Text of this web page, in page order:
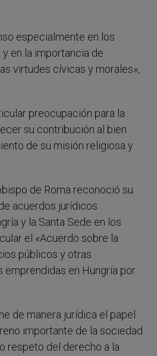
especialmente en los
en la importancia de
virtudes cívicas y morales»,
preocupación para la
su contribución al bien
de su misión religiosa y
de Roma reconoció su
acuerdos jurídicos
y la Santa Sede en los
el «Acuerdo sobre la
públicos y otras
en Hungría por
de manera jurídica el papel
importante de la sociedad
respeto del derecho a la